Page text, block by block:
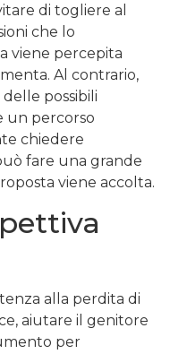
di togliere al
che lo
viene percepita
Al contrario,
possibili
un percorso
chiedere
fare una grande
viene accolta.
alla perdita di
aiutare il genitore
per